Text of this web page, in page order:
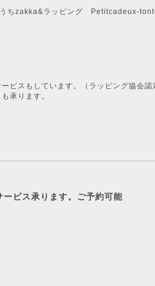
ちzakka&ラッピング Petitcadeux-
ビスもしています。（ラッピング協会
承ります。
ビス承ります。ご予約可能